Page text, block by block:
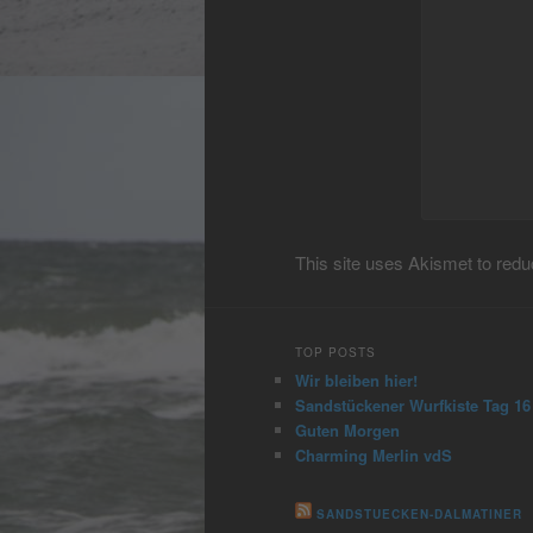
This site uses Akismet to
TOP POSTS
Wir bleiben hier!
Sandstückener Wurfkiste Tag 16
Guten Morgen
Charming Merlin vdS
SANDSTUECKEN-DALMATINER